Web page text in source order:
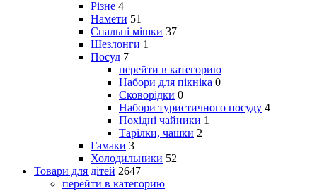
Різне 4
Намети 51
Спальні мішки 37
Шезлонги 1
Посуд 7
перейти в категорию
Набори для пікніка 0
Сковорідки 0
Набори туристичного посуду 4
Похідні чайники 1
Тарілки, чашки 2
Гамаки 3
Холодильники 52
Товари для дітей 2647
перейти в категорию